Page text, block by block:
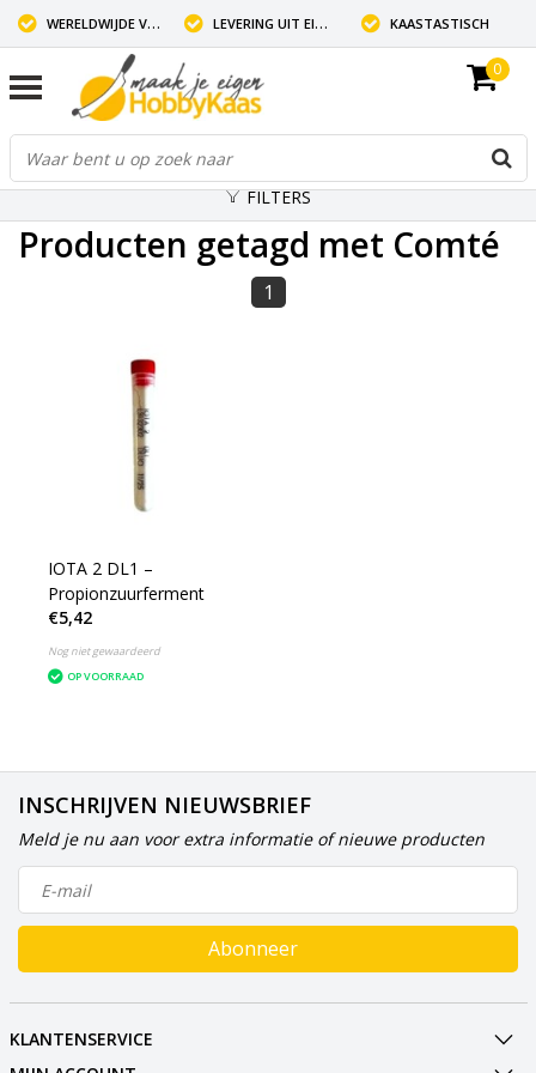
WERELDWIJDE VERZENDING LEVERING UIT EIGEN VOORRAAD KAASTASTISCH
0
FILTERS
Producten getagd met Comté
1
IOTA 2 DL1 –
Propionzuurferment
€5,42
Nog niet gewaardeerd
OP VOORRAAD
INSCHRIJVEN NIEUWSBRIEF
Meld je nu aan voor extra informatie of nieuwe producten
Abonneer
KLANTENSERVICE